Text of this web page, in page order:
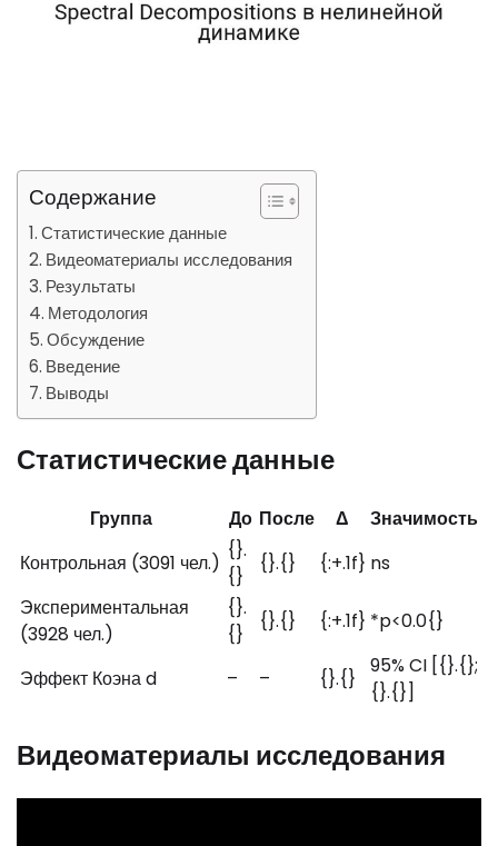
Содержание
Статистические данные
Видеоматериалы исследования
Результаты
Методология
Обсуждение
Введение
Выводы
Статистические данные
Группа До После Δ
Значимость
Контрольная (3091 чел.)
{}.
{}
{}.{} {:+.1f} ns
Экспериментальная
(3928 чел.)
{}.
{}
{}.{} {:+.1f} *p<0.0{}
Эффект Коэна d – – {}.{}
95% CI [{}.{};
{}.{}]
Видеоматериалы исследования